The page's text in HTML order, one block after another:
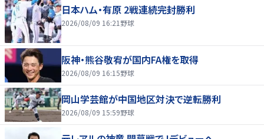
日本ハム・有原 2戦連続完封勝利
2026/08/09 16:21 野球
阪神・熊谷敬宥が国内FA権を取得
2026/08/09 16:15野球
岡山学芸館が中国地区対決で逆転勝利
2026/08/09 15:59野球